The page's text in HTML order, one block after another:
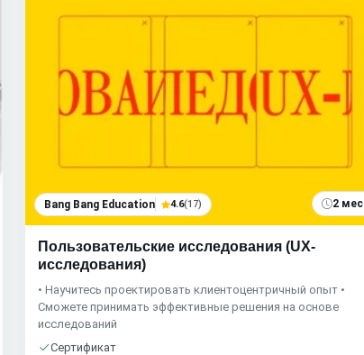
Bang Bang Education 4.6(17) 2
Пользовательские исследования (UX-
исследования)
• Научитесь проектировать клиентоцентричный опыт •
Сможете принимать эффективные решения на основе
исследований
Сертификат